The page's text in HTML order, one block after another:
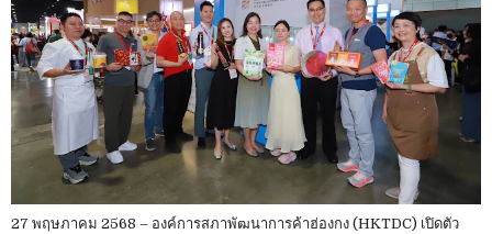
27 พฤษภาคม 2568 – องค์การสภาพัฒนาการค้าฮ่องกง (HKTDC) เปิดตัว